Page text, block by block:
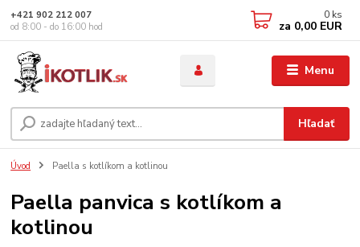
Menu
Hľadať
+421 902 212 007
od 8:00 - do 16:00 hod
0 ks
za 0,00 EUR
Úvod Paella s kotlíkom a kotlinou
Paella panvica s kotlíkom a
kotlinou